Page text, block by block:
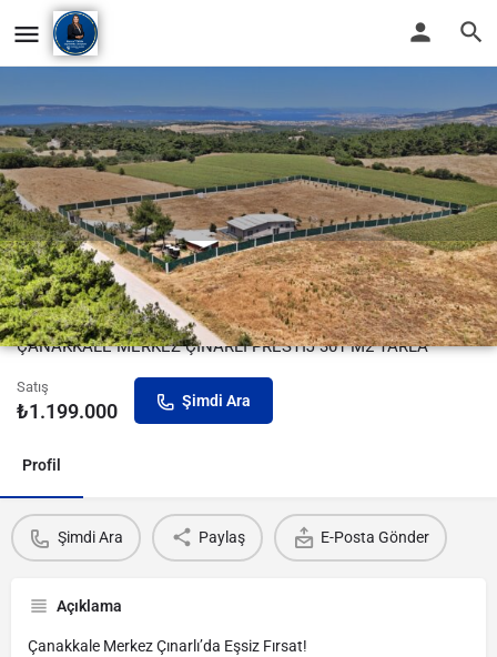
ÇANAKKALE MERKEZ ÇINARLI
PRESTİJ 301 M2 TARLA
ÇANAKKALE MERKEZ ÇINARLI PRESTİJ 301 M2 TARLA
Satış
₺1.199.000 Şimdi Ara
Profil
Şimdi Ara Paylaş E-Posta Gönder
Açıklama
Çanakkale Merkez Çınarlı’da Eşsiz Fırsat!